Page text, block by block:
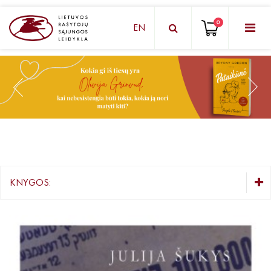
KNYGŲ DĖŽUTĖ - STAIGMENA
Grožinė literatūra
Knygos su autografais
KNYGOS PIGIAU
EN 0
KNYGOS:
Grožinė literatūra
Knygos vaikams ir paaugliams
Negrožinė literatūra